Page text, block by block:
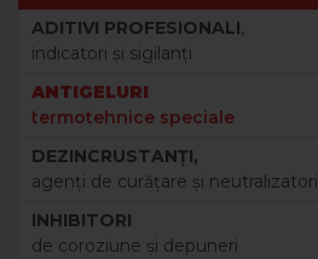
ADITIVI PROFESIONALI,
indicatori şi sigilanţi
ANTIGELURI
termotehnice speciale
DEZINCRUSTANŢI,
agenţi de curăţare şi neutralizatori
INHIBITORI
de coroziune şi depuneri